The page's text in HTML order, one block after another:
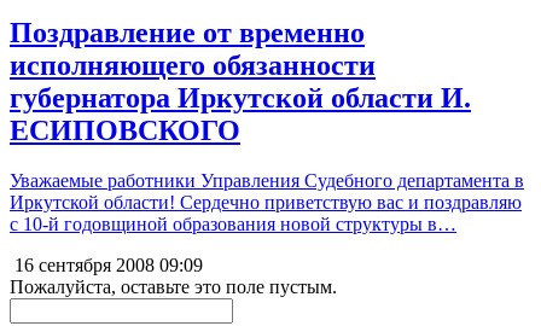
Поздравление от временно
исполняющего обязанности
губернатора Иркутской области И.
ЕСИПОВСКОГО
Уважаемые работники Управления Судебного департамента в
Иркутской области! Сердечно приветствую вас и поздравляю
с 10-й годовщиной образования новой структуры в…
16 сентября 2008 09:09
Пожалуйста, оставьте это поле пустым.